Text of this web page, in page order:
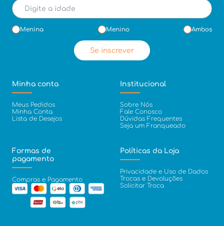
Menina Menino Ambos
Se inscrever
Minha conta
Meus Pedidos
Minha Conta
Lista de Desejos
Institucional
Sobre Nós
Fale Conosco
Dúvidas Frequentes
Seja um Franqueado
Formas de
pagamento
Compras e Pagamento
Políticas da Loja
Privacidade e Uso de Dados
Trocas e Devoluções
Solicitar Troca